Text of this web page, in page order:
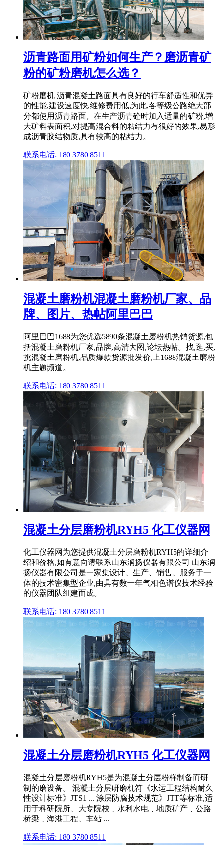
沥青路面用矿粉如何生产？磨沥青矿
粉的矿粉磨机怎么选？
矿粉磨机 沥青混凝土路面具有良好的行车舒适性和优异
的性能,建设速度快,维修费用低,为此,各等级公路绝大部
分都使用沥青路面。在生产沥青砼时加入适量的矿粉,增
大矿料表面积,对提高混合料的粘结力有很好的效果,易形
成沥青胶结物质,具有较高的粘结力。
联系电话: 180 3780 8511
混凝土磨粉机混凝土磨粉机厂家、品
牌、图片、热帖阿里巴巴
阿里巴巴1688为您优选5890条混凝土磨粉机热销货源,包
括混凝土磨粉机厂家,品牌,高清大图,论坛热帖。找,逛,买,
挑混凝土磨粉机,品质爆款货源批发价,上1688混凝土磨粉
机主题频道。
联系电话: 180 3780 8511
混凝土分层磨粉机RYH5 化工仪器网
化工仪器网为您提供混凝土分层磨粉机RYH5的详细介
绍和价格,如有意向请联系山东润扬仪器有限公司 山东润
扬仪器有限公司是一家集设计、生产、销售、服务于一
体的技术密集型企业,由具有数十年气相色谱仪技术经验
的仪器团队组建而成。
联系电话: 180 3780 8511
混凝土分层磨粉机RYH5 化工仪器网
混凝土分层磨粉机RYH5是为混凝土分层粉样制备而研
制的磨设备。 混凝土分层研磨机符《水运工程结构耐久
性设计标准》JTS1 ... 涂层防腐技术规范》JTT等标准,适
用于科研院所、大专院校﹑水利水电﹑地质矿产﹑公路
桥梁﹑海港工程、车站 ...
联系电话: 180 3780 8511